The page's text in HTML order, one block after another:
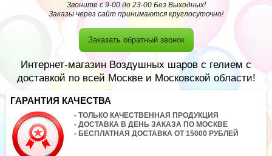
Звоните с 9-00 до 23-00 Без Выходных!
Заказы через сайт принимаются круглосуточно!
Заказать обратный звонок
Интернет-магазин Воздушных шаров с гелием с
доставкой по всей Москве и Московской области!
ГАРАНТИЯ КАЧЕСТВА
- ТОЛЬКО КАЧЕСТВЕННАЯ ПРОДУКЦИЯ
- ДОСТАВКА В ДЕНЬ ЗАКАЗА ПО МОСКВЕ
- БЕСПЛАТНАЯ ДОСТАВКА ОТ 15000 РУБЛЕЙ